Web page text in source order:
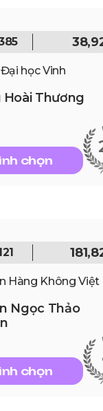
học Vinh
Hoài Thương
chọn
Hàng Không Việt
Ngọc Thảo
chọn